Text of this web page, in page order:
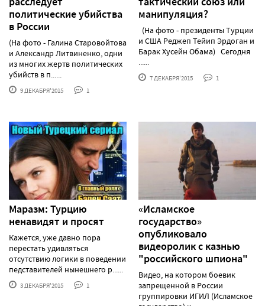
политические убийства
в России
(На фото - Галина Старовойтова
и Александр Литвиненко, одни
из многих жертв политических
убийств в п......
9 ДЕКАБРЯ'2015 1
манипуляция?
(На фото - президенты Турции
и США Реджеп Тейип Эрдоган и
Барак Хусейн Обама) Сегодня
7 ДЕКАБРЯ'2015 1
Маразм: Турцию
ненавидят и просят
Кажется, уже давно пора
перестать удивляться
отсутствию логики в поведении
педставителей нынешнего р......
3 ДЕКАБРЯ'2015 1
«Исламское
государство»
опубликовало
видеоролик с казнью
"российского шпиона"
Видео, на котором боевик
запрещенной в России
группировки ИГИЛ (Исламское